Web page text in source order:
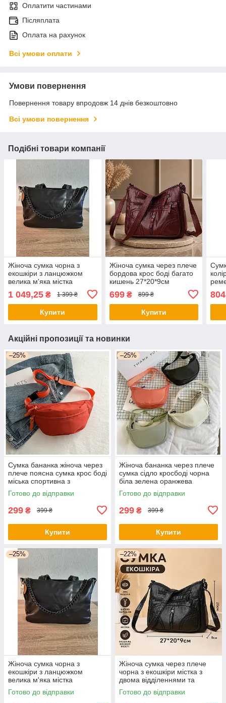
Оплатити частинами
Післяплата
Оплата на рахунок
Всі умови оплати
Умови повернення
Повернення товару впродовж 14 днів безкоштовно
Всі умови повернення
Подібні товари компанії
Жіноча сумка чорна з
екошкіри з ланцюжком
велика м'яка містка
повсякденна в руку та на
плече
1 049,25 ₴ 1 399 ₴
Купити
Жіноча сумка через плече
бордова крос боді багато
кишень 27*20*9см
699₴ 899 ₴
Купити
Акційні пропозиції та новинки
–25%
Сумка бананка жіноча через
плече поясна сумка крос боді
міська спортивна з
регульованим ремнем
Готово до відправки
299 ₴ 399 ₴
Купити
–25%
Жіноча бананка через плече
сумка сідло кросбоді чорна
біла зелена оранжева
Готово до відправки
299 ₴ 399 ₴
Купити
–25%
Жіноча сумка чорна з
екошкіри з ланцюжком
велика м'яка містка
повсякденна в руку та на
плече
Готово до відправки
–22%
Жіноча сумка через плече
чорна з екошкіри містка з
двома відділеннями та
багатьма кишенями на
блискавці
Готово до відправки